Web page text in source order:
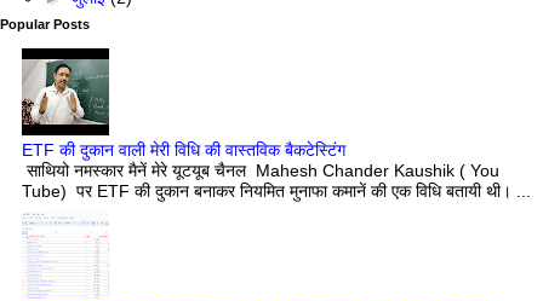
Popular Posts
ETF की दुकान वाली मेरी विधि की वास्तविक बैकटेस्टिंग
साथियो नमस्कार मैनें मेरे यूटयूब चैनल Mahesh Chander Kaushik ( You
Tube) पर ETF की दुकान बनाकर नियमित मुनाफा कमानें की एक विधि बतायी थी। ...